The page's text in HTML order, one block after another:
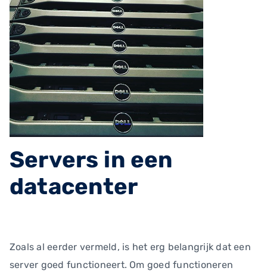
Servers in een
datacenter
Zoals al eerder vermeld, is het erg belangrijk dat een
server goed functioneert. Om goed functioneren